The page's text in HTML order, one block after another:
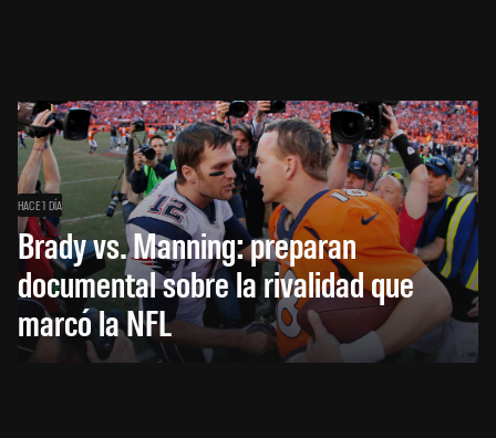
HACE 1 DÍA
Brady vs. Manning: preparan
documental sobre la rivalidad que
marcó la NFL